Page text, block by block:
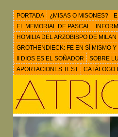
PORTADA ¿MISAS O MISONES?
EL MEMORIAL DE PASCAL
HOMILIA DEL ARZOBISPO DE
GROTHENDIECK: FE EN SÍ MISMO
II DIOS ES EL SOÑADOR
SOBRE
APORTACIONES TEST
CATÁLOGO